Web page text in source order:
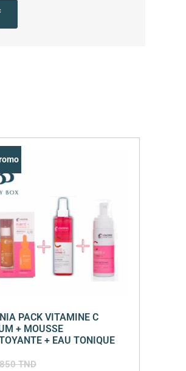
!
PACK VITAMINE C
+ MOUSSE
+ EAU TONIQUE
TND